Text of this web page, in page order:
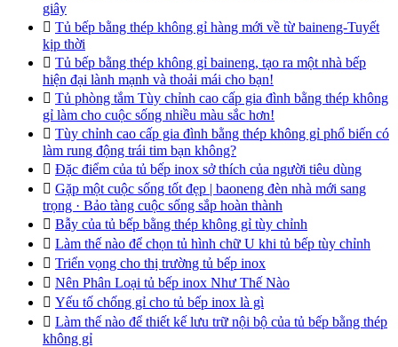
giây
 Tủ bếp bằng thép không gỉ hàng mới về từ baineng-Tuyết
kịp thời
 Tủ bếp bằng thép không gỉ baineng, tạo ra một nhà bếp
hiện đại lành mạnh và thoải mái cho bạn!
 Tủ phòng tắm Tùy chỉnh cao cấp gia đình bằng thép không
gỉ làm cho cuộc sống nhiều màu sắc hơn!
 Tùy chỉnh cao cấp gia đình bằng thép không gỉ phổ biến có
làm rung động trái tim bạn không?
 Đặc điểm của tủ bếp inox sở thích của người tiêu dùng
 Gặp một cuộc sống tốt đẹp | baoneng đèn nhà mới sang
trọng · Bảo tàng cuộc sống sắp hoàn thành
 Bẫy của tủ bếp bằng thép không gỉ tùy chỉnh
 Làm thế nào để chọn tủ hình chữ U khi tủ bếp tùy chỉnh
 Triển vọng cho thị trường tủ bếp inox
 Nên Phân Loại tủ bếp inox Như Thế Nào
 Yếu tố chống gỉ cho tủ bếp inox là gì
 Làm thế nào để thiết kế lưu trữ nội bộ của tủ bếp bằng thép
không gỉ